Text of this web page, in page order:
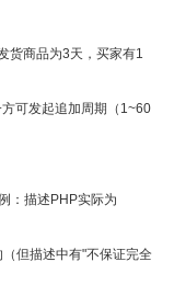
货商品为3天，买家有1
可发起追加周期（1~60
：描述PHP实际为
但描述中有"不保证完全